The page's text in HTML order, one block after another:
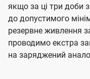
якщо за ці три доби
до допустимого
резервне живлення
проводимо екстра
на заряджений